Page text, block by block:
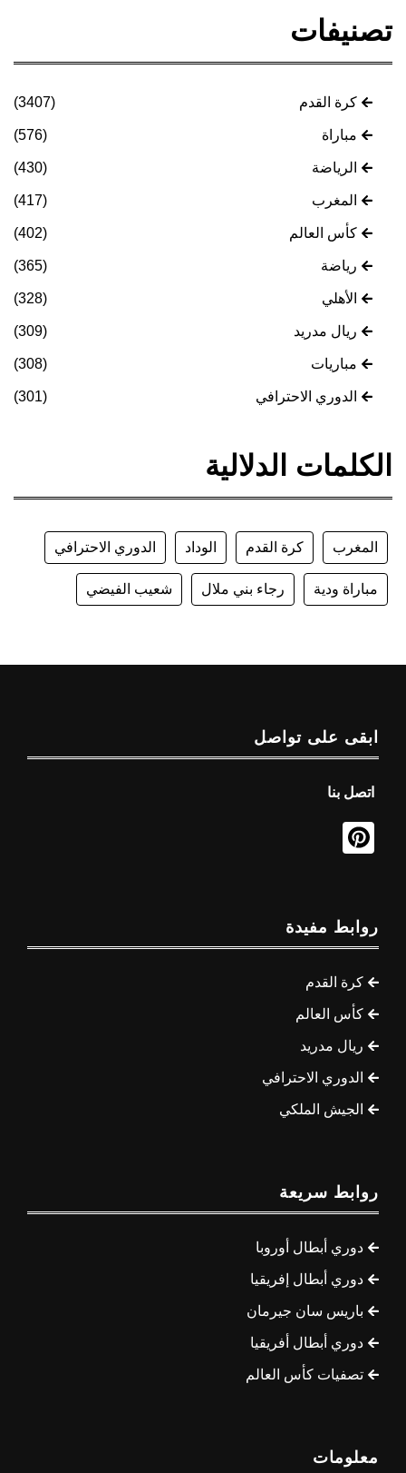
تصنيفات
كرة القدم (3407)
مباراة (576)
الرياضة (430)
المغرب (417)
كأس العالم (402)
رياضة (365)
الأهلي (328)
ريال مدريد (309)
مباريات (308)
الدوري الاحترافي (301)
الكلمات الدلالية
المغرب كرة القدم الوداد الدوري الاحترافي
مباراة ودية رجاء بني ملال شعيب الفيضي
ابقى على تواصل
اتصل بنا
روابط مفيدة
كرة القدم
كأس العالم
ريال مدريد
الدوري الاحترافي
الجيش الملكي
روابط سريعة
دوري أبطال أوروبا
دوري أبطال إفريقيا
باريس سان جيرمان
دوري أبطال أفريقيا
تصفيات كأس العالم
معلومات